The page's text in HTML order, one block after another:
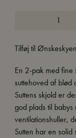
Tilføj til Ønskeskyen
En 2-pak med fine
suttehoved af blød
Suttens skjold er
god plads til
ventilationshuller,
Sutten har en